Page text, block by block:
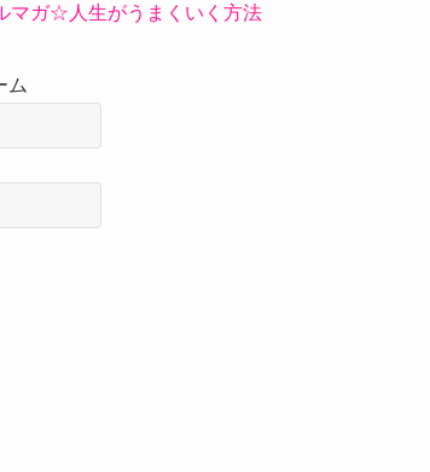
マガ☆人生がうまくいく方法
ム